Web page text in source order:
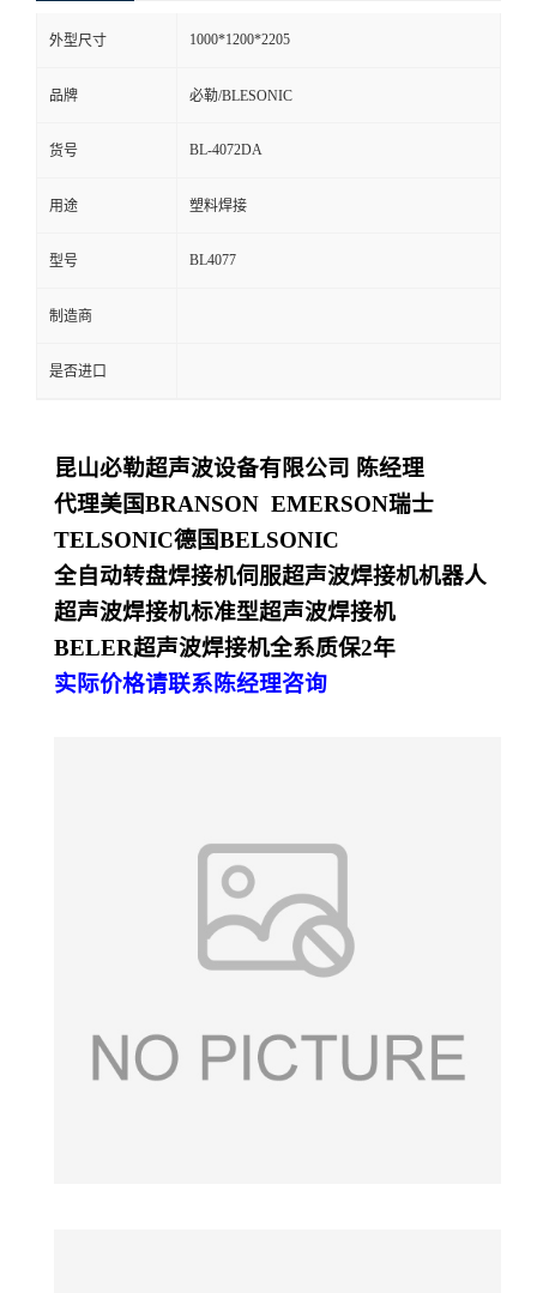
外型尺寸 1000*1200*2205
品牌 必勒/BLESONIC
货号 BL-4072DA
用途 塑料焊接
型号 BL4077
制造商
是否进口
昆山必勒超声波设备有限公司 陈经理
代理美国BRANSON EMERSON瑞士
TELSONIC德国BELSONIC
全自动转盘焊接机伺服超声波焊接机机器人
超声波焊接机标准型超声波焊接机
BELER超声波焊接机全系质保2年
实际价格请联系陈经理咨询